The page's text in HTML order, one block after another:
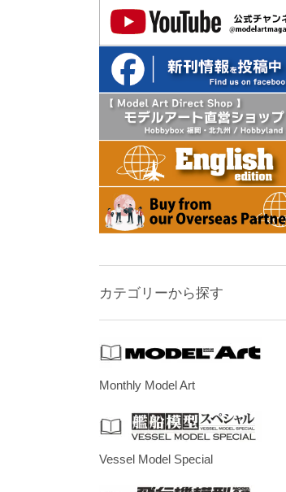
カテゴリーから探す
Monthly Model Art
Vessel Model Special